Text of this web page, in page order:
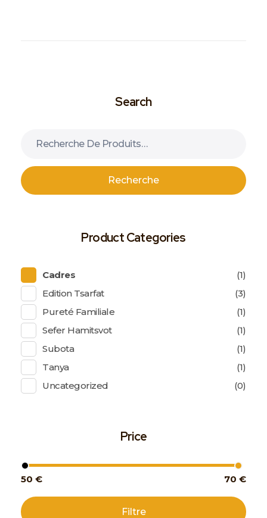
Search
Recherche
Product Categories
Cadres
(1)
Edition Tsarfat
(3)
Pureté Familiale
(1)
Sefer Hamitsvot
(1)
Subota
(1)
Tanya
(1)
Uncategorized
(0)
Price
50 € 70 €
Filtre